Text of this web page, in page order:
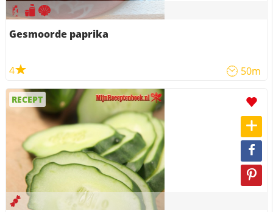
Gesmoorde paprika
4 50m
RECEPT